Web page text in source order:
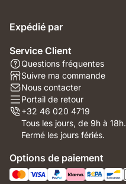
Expédié par
Service Client
Questions fréquentes
Suivre ma commande
Nous contacter
Portail de retour
+32 46 020 4719
Tous les jours, de 9h à 18h.
Fermé les jours fériés.
Options de paiement